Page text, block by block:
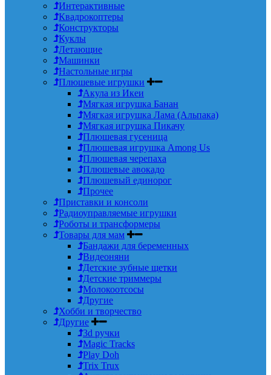
Интерактивные
Квадрокоптеры
Конструкторы
Куклы
Летающие
Машинки
Настольные игры
Плюшевые игрушки
Акула из Икеи
Мягкая игрушка Банан
Мягкая игрушка Лама (Альпака)
Мягкая игрушка Пикачу
Плюшевая гусеница
Плюшевая игрушка Among Us
Плюшевая черепаха
Плюшевые авокадо
Плюшевый единорог
Прочее
Приставки и консоли
Радиоуправляемые игрушки
Роботы и трансформеры
Товары для мам
Бандажи для беременных
Видеоняни
Детские зубные щетки
Детские триммеры
Молокоотсосы
Другие
Хобби и творчество
Другие
3d ручки
Magic Tracks
Play Doh
Trix Trux